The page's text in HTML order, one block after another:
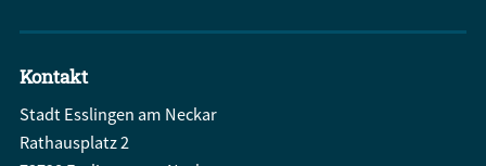
Kontakt
Stadt Esslingen am Neckar
Rathausplatz 2